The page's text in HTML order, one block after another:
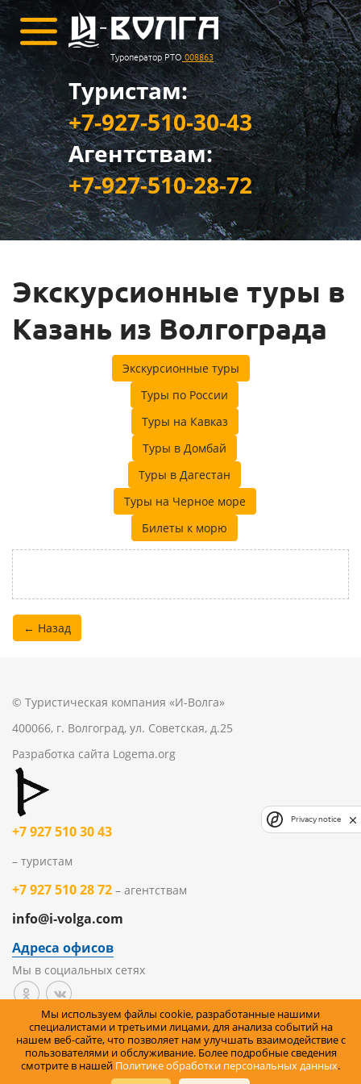
Туроператор РТО 008863
Туристам:
+7-927-510-30-43
Агентствам:
+7-927-510-28-72
Экскурсионные туры в
Казань из Волгограда
Экскурсионные туры
Туры по России
Туры на Кавказ
Туры в Домбай
Туры в Дагестан
Туры на Черное море
Билеты к морю
← Назад
© Туристическая компания «И-Волга»
400066, г. Волгоград, ул. Советская, д.25
Разработка сайта Logema.org
+7 927 510 30 43
– туристам
+7 927 510 28 72 – агентствам
info@i-volga.com
Адреса офисов
Мы в социальных сетях
Политика организации в отношении обработки
персональных данных на сайте
Правила возврата товара
Мы используем файлы cookie, разработанные нашими
специалистами и третьими лицами, для анализа событий на
нашем веб-сайте, что позволяет нам улучшать взаимодействие с
пользователями и обслуживание. Более подробные сведения
смотрите в нашей Политике обработки персональных данных.
Privacy notice